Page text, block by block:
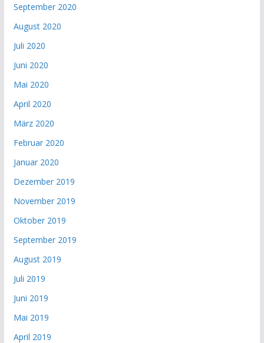
September 2020
August 2020
Juli 2020
Juni 2020
Mai 2020
April 2020
März 2020
Februar 2020
Januar 2020
Dezember 2019
November 2019
Oktober 2019
September 2019
August 2019
Juli 2019
Juni 2019
Mai 2019
April 2019